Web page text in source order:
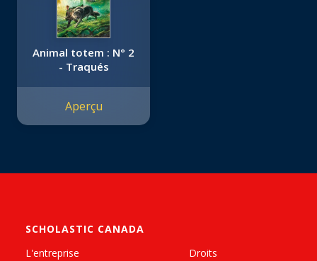
Animal totem : N° 2
- Traqués
Aperçu
SCHOLASTIC CANADA
L'entreprise
Droits